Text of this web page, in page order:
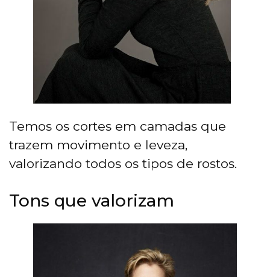
Temos os cortes em camadas que
trazem movimento e leveza,
valorizando todos os tipos de rostos.
Tons que valorizam